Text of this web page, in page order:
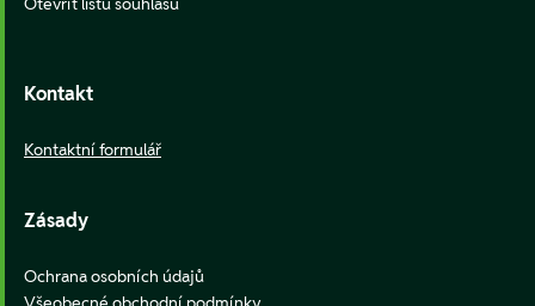
Kontakt
Kontaktní formulář
Zásady
Ochrana osobních údajů